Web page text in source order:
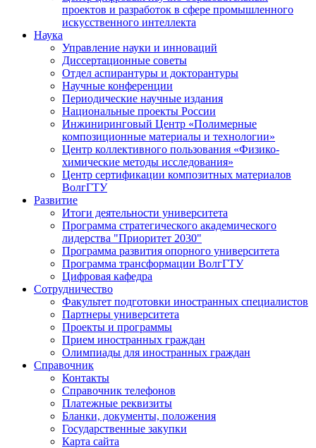
проектов и разработок в сфере промышленного
искусственного интеллекта
Наука
Управление науки и инноваций
Диссертационные советы
Отдел аспирантуры и докторантуры
Научные конференции
Периодические научные издания
Национальные проекты России
Инжиниринговый Центр «Полимерные
композиционные материалы и технологии»
Центр коллективного пользования «Физико-
химические методы исследования»
Центр сертификации композитных материалов
ВолгГТУ
Развитие
Итоги деятельности университета
Программа стратегического академического
лидерства "Приоритет 2030"
Программа развития опорного университета
Программа трансформации ВолгГТУ
Цифровая кафедра
Сотрудничество
Факультет подготовки иностранных специалистов
Партнеры университета
Проекты и программы
Прием иностранных граждан
Олимпиады для иностранных граждан
Справочник
Контакты
Справочник телефонов
Платежные реквизиты
Бланки, документы, положения
Государственные закупки
Карта сайта